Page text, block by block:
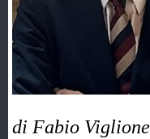
di Fabio Viglione